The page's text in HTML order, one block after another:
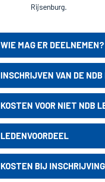
Rijsenburg.
WIE MAG ER
INSCHRIJVEN VAN DE
KOSTEN VOOR NIET NDB
LEDENVOORDEEL
KOSTEN BIJ